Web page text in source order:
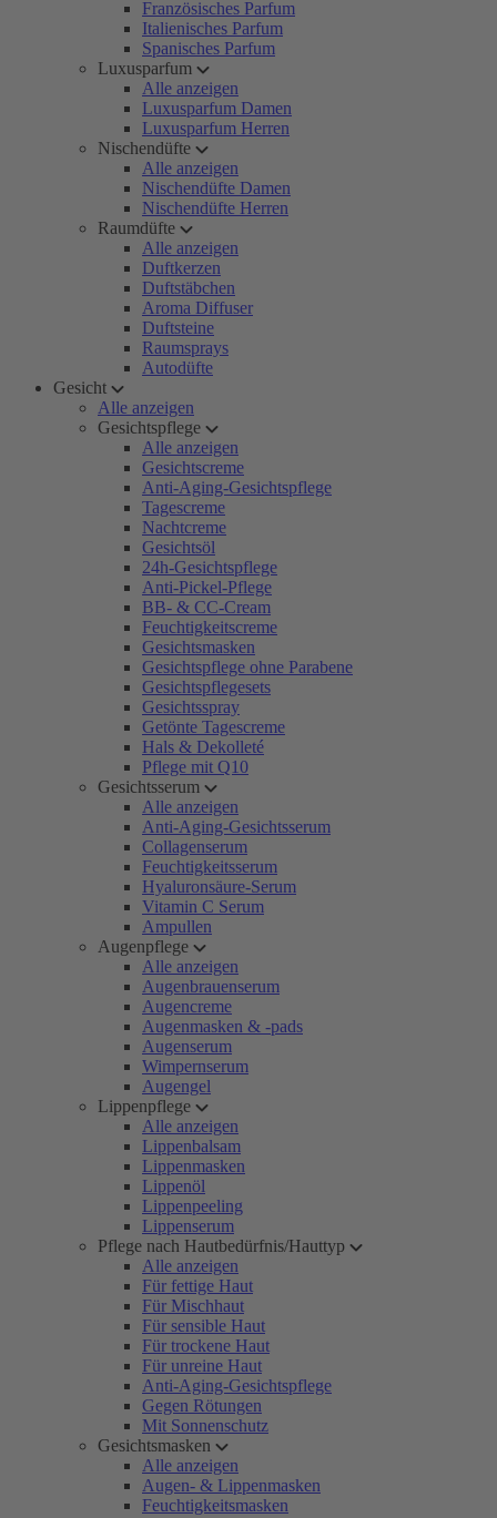
Französisches Parfum
Italienisches Parfum
Spanisches Parfum
Luxusparfum
Alle anzeigen
Luxusparfum Damen
Luxusparfum Herren
Nischendüfte
Alle anzeigen
Nischendüfte Damen
Nischendüfte Herren
Raumdüfte
Alle anzeigen
Duftkerzen
Duftstäbchen
Aroma Diffuser
Duftsteine
Raumsprays
Autodüfte
Gesicht
Alle anzeigen
Gesichtspflege
Alle anzeigen
Gesichtscreme
Anti-Aging-Gesichtspflege
Tagescreme
Nachtcreme
Gesichtsöl
24h-Gesichtspflege
Anti-Pickel-Pflege
BB- & CC-Cream
Feuchtigkeitscreme
Gesichtsmasken
Gesichtspflege ohne Parabene
Gesichtspflegesets
Gesichtsspray
Getönte Tagescreme
Hals & Dekolleté
Pflege mit Q10
Gesichtsserum
Alle anzeigen
Anti-Aging-Gesichtsserum
Collagenserum
Feuchtigkeitsserum
Hyaluronsäure-Serum
Vitamin C Serum
Ampullen
Augenpflege
Alle anzeigen
Augenbrauenserum
Augencreme
Augenmasken & -pads
Augenserum
Wimpernserum
Augengel
Lippenpflege
Alle anzeigen
Lippenbalsam
Lippenmasken
Lippenöl
Lippenpeeling
Lippenserum
Pflege nach Hautbedürfnis/Hauttyp
Alle anzeigen
Für fettige Haut
Für Mischhaut
Für sensible Haut
Für trockene Haut
Für unreine Haut
Anti-Aging-Gesichtspflege
Gegen Rötungen
Mit Sonnenschutz
Gesichtsmasken
Alle anzeigen
Augen- & Lippenmasken
Feuchtigkeitsmasken